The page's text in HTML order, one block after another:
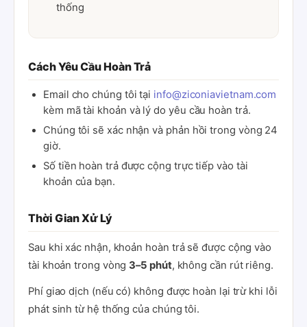
thống
Cách Yêu Cầu Hoàn Trả
Email cho chúng tôi tại info@ziconiavietnam.com
kèm mã tài khoản và lý do yêu cầu hoàn trả.
Chúng tôi sẽ xác nhận và phản hồi trong vòng 24
giờ.
Số tiền hoàn trả được cộng trực tiếp vào tài
khoản của bạn.
Thời Gian Xử Lý
Sau khi xác nhận, khoản hoàn trả sẽ được cộng vào
tài khoản trong vòng 3–5 phút, không cần rút riêng.
Phí giao dịch (nếu có) không được hoàn lại trừ khi lỗi
phát sinh từ hệ thống của chúng tôi.